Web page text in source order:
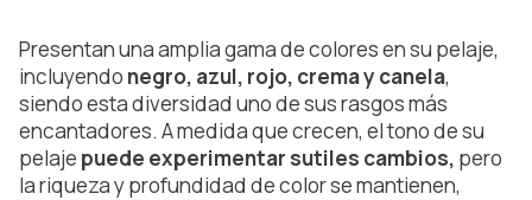
Presentan una amplia gama de colores en su pelaje,
incluyendo negro, azul, rojo, crema y canela,
siendo esta diversidad uno de sus rasgos más
encantadores. A medida que crecen, el tono de su
pelaje puede experimentar sutiles cambios, pero
la riqueza y profundidad de color se mantienen,